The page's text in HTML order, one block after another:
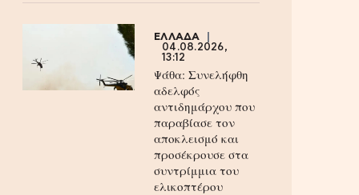
ΕΛΛΑΔΑ
04.08.2026,
13:12
Ψάθα: Συνελήφθη
αδελφός
αντιδημάρχου που
παραβίασε τον
αποκλεισμό και
προσέκρουσε στα
συντρίμμια του
ελικοπτέρου